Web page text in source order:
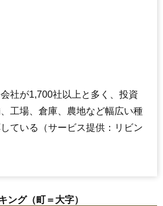
社が1,700社以上と多く、投資
工場、倉庫、農地など幅広い種
ている（サービス提供：リビン
ング（町＝大字）